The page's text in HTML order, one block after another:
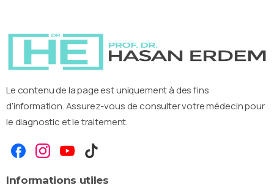
Le contenu de la page est uniquement à des fins
d’information. Assurez-vous de consulter votre médecin pour
le diagnostic et le traitement.
Informations utiles